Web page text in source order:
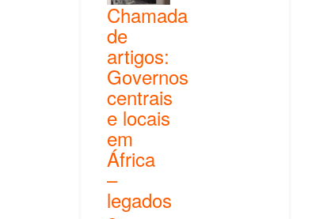
Chamada
de
artigos:
Governos
centrais
e locais
em
África
–
legados